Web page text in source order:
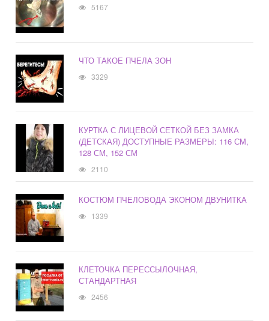
5167
ЧТО ТАКОЕ ПЧЕЛА ЗОН
3329
КУРТКА С ЛИЦЕВОЙ СЕТКОЙ БЕЗ ЗАМКА
(ДЕТСКАЯ) ДОСТУПНЫЕ РАЗМЕРЫ: 116 СМ,
128 СМ, 152 СМ
2110
КОСТЮМ ПЧЕЛОВОДА ЭКОНОМ ДВУНИТКА
1339
КЛЕТОЧКА ПЕРЕССЫЛОЧНАЯ,
СТАНДАРТНАЯ
2456